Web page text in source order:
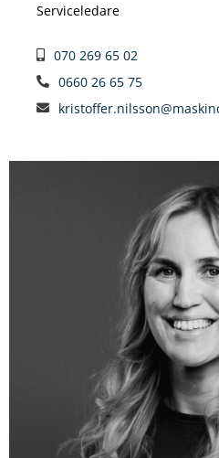
Serviceledare
070 269 65 02
0660 26 65 75